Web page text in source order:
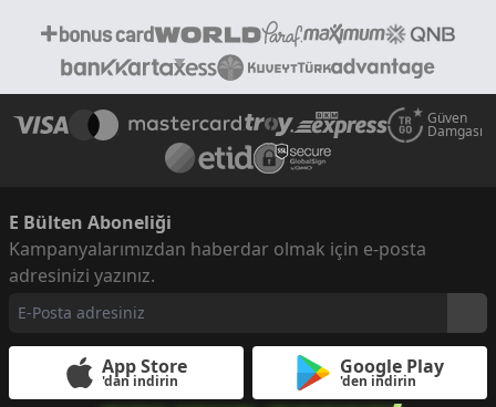
Güven
Damgası
E Bülten Aboneliği
Kampanyalarımızdan haberdar olmak için e-posta
adresinizi yazınız.
App Store
'dan indirin
Google Play
'den indirin